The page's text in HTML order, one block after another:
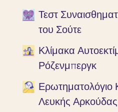
Τεστ
του Σούτε
Κλίμακα
Ρόζενμπεργκ
Ερωτηματολόγιο
Λευκής Αρκούδας